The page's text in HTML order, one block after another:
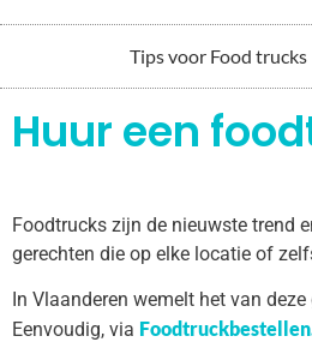
Tips voor Food trucks
Huur een
Foodtrucks zijn de nieuwste trend
gerechten die op elke locatie of
In Vlaanderen wemelt het van
Eenvoudig, via